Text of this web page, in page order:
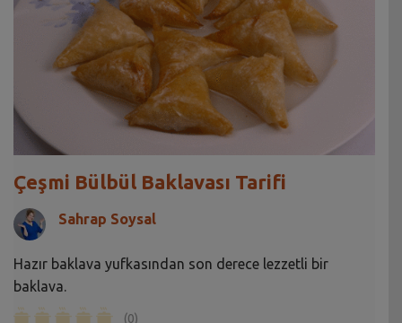
Çeşmi Bülbül Baklavası Tarifi
Sahrap Soysal
Hazır baklava yufkasından son derece lezzetli bir
baklava.
(0)